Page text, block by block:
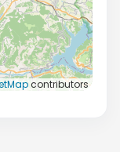
contributors